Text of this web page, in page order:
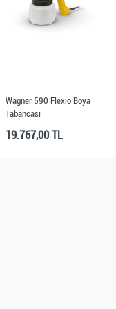
Wagner 590 Flexio Boya
Tabancası
19.767,00 TL